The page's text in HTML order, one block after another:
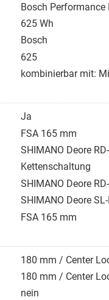
Bosch
625 Wh
Bosch
625
kombinierbar mit:
Ja
FSA 165 mm
SHIMANO Deore
Kettenschaltung
SHIMANO Deore
SHIMANO Deore
FSA 165 mm
180 mm / Center
180 mm / Center
nein